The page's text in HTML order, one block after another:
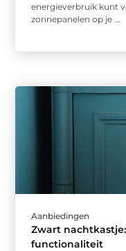
energieverbruik kunt
zonnepanelen op je ...
Aanbiedingen
Zwart
functionaliteit